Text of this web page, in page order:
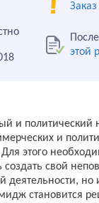
этой
и политический
и
этого
создать свой
деятельности,